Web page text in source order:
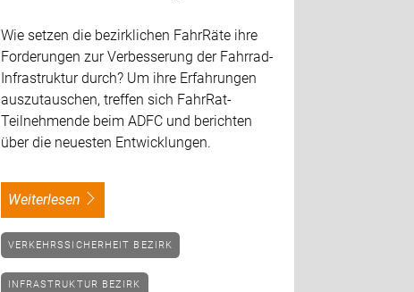
Wie setzen die bezirklichen FahrRäte ihre
Forderungen zur Verbesserung der Fahrrad-
Infrastruktur durch? Um ihre Erfahrungen
auszutauschen, treffen sich FahrRat-
Teilnehmende beim ADFC und berichten
über die neuesten Entwicklungen.
weiterlesen
VERKEHRSSICHERHEIT BEZIRK
INFRASTRUKTUR BEZIRK